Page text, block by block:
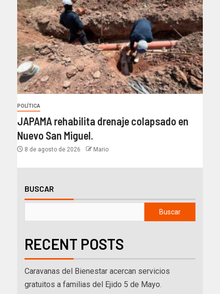
POLÍTICA
JAPAMA rehabilita drenaje colapsado en
Nuevo San Miguel.
8 de agosto de 2026 Mario
BUSCAR
Buscar
RECENT POSTS
Caravanas del Bienestar acercan servicios
gratuitos a familias del Ejido 5 de Mayo.